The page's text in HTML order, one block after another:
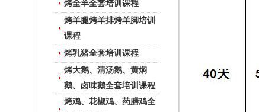
烤全羊全套培训课程
烤羊腿烤羊排烤羊脚培训
课程
烤乳猪全套培训课程
烤大鹅、清汤鹅、黄焖
鹅、卤味鹅全套培训课程
烤鸡、花椒鸡、药膳鸡全